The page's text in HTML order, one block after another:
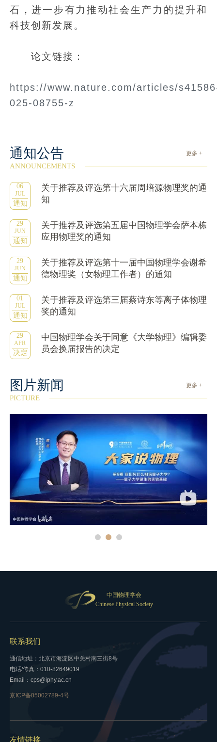
石，进一步有力推动社会生产力的提升和
科技创新发展。
论文链接：
https://www.nature.com/articles/
025-08755-z
通知公告 更多 +
ANNOUNCEMENTS
06
JUL
通知
关于推荐及评选第十六届周培源物理奖的通
知
29
JUN
通知
关于推荐及评选第五届中国物理学会萨本栋
应用物理奖的通知
29
JUN
通知
关于推荐及评选第十一届中国物理学会谢希
德物理奖（女物理工作者）的通知
01
JUL
通知
关于推荐及评选第三届蔡诗东等离子体物理
奖的通知
29
APR
决定
中国物理学会关于同意《大学物理》编辑委
员会换届报告的决定
更多 +
图片新闻
PICTURE
中国物理学会
Chinese Physical Society
联系我们
通信地址：北京市海淀区中关村南三街8号
电话/传真：010-82649019
Email：cps@iphy.ac.cn
京ICP备05002789-4号
友情链接